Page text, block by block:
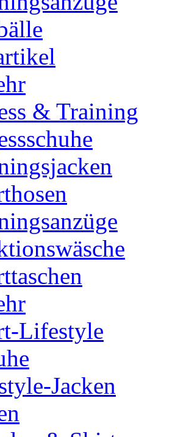
& Training
Lifestyle
Jacken